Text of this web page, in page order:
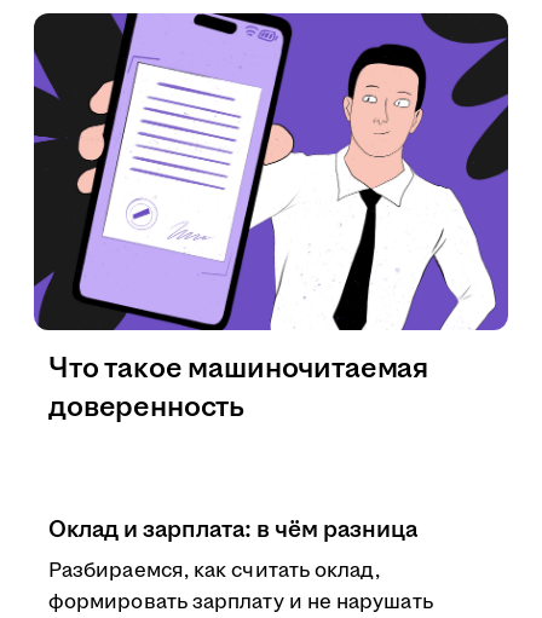
Оклад и зарплата: в чём разница
Разбираемся, как считать оклад,
формировать зарплату и не нарушать
Что такое машиночитаемая
доверенность